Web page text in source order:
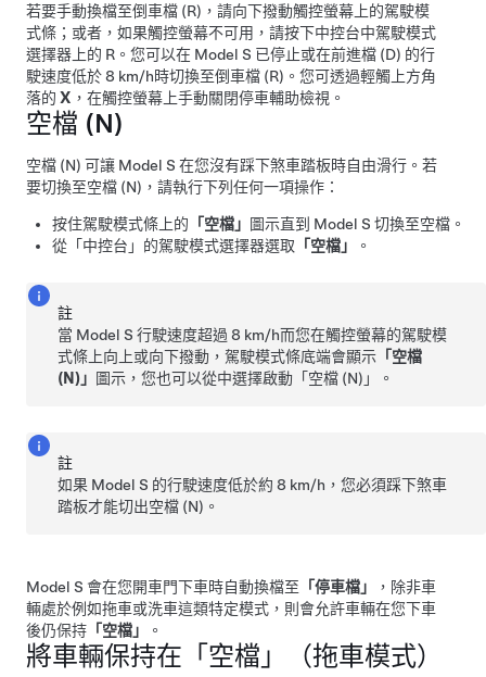
若要手動換檔至倒車檔 (R)，請向下撥動觸控螢幕上的駕駛模
式條；或者，如果觸控螢幕不可用，請按下中控台中駕駛模式
選擇器上的 R。您可以在 Model S 已停止或在前進檔 (D) 的行
駛速度低於8 km/h時切換至倒車檔 (R)。 您可透過輕觸上方角
落的 X ，在觸控螢幕上手動關閉停車輔助檢視。
空檔 (N)
空檔 (N) 可讓 Model S 在您沒有踩下煞車踏板時自由滑行。若
要切換至空檔 (N)，請執行下列任何一項操作：
按住駕駛模式條上的 「空檔」 圖示直到 Model S 切換至空檔。
從 「中控台」 的駕駛模式選擇器選取 「空檔」 。
註
當 Model S 行駛速度超過8 km/h而您在觸控螢幕的駕駛模
式條上向上或向下撥動，駕駛模式條底端會顯示 「空檔
(N)」
圖示，您也可以從中選擇啟動「空檔 (N)」。
註
如果 Model S 的行駛速度低於約8 km/h ，您必須踩下煞車
踏板才能切出空檔 (N)。
Model S 會在您開車門下車時自動換檔至 「停車檔」
，除非車
輛處於例如拖車或洗車這類特定模式，則會允許車輛在您下車
後仍保持 「空檔」 。
將車輛保持在「空檔」（拖車模式）